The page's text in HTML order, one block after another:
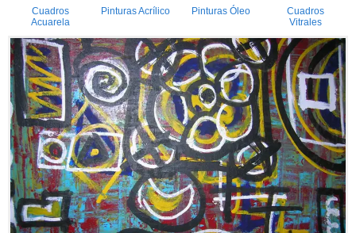
Cuadros
Acuarela
Pinturas Acrílico Pinturas Óleo
Cuadros
Vitrales